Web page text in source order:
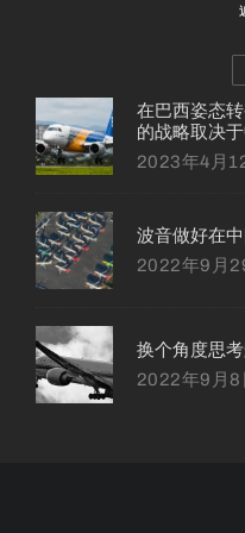
在巴西姿态
的战略取决
2023年4月
波音做好在
2022年9月
换个角度思
2022年9月8